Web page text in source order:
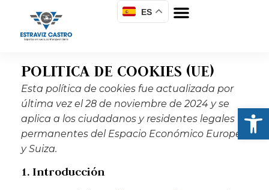
ES
POLITICA DE COOKIES (UE)
Esta política de cookies fue actualizada por
última vez el 28 de noviembre de 2024 y se
aplica a los ciudadanos y residentes legales
permanentes del Espacio Económico Europeo
y Suiza.
1. Introducción